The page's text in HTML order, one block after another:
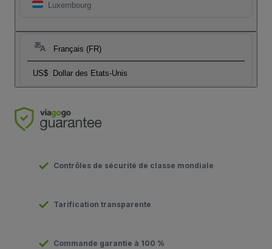
Luxembourg
Français (FR)
US$ Dollar des Etats-Unis
Contrôles de sécurité de classe mondiale
Tarification transparente
Commande garantie à 100 %